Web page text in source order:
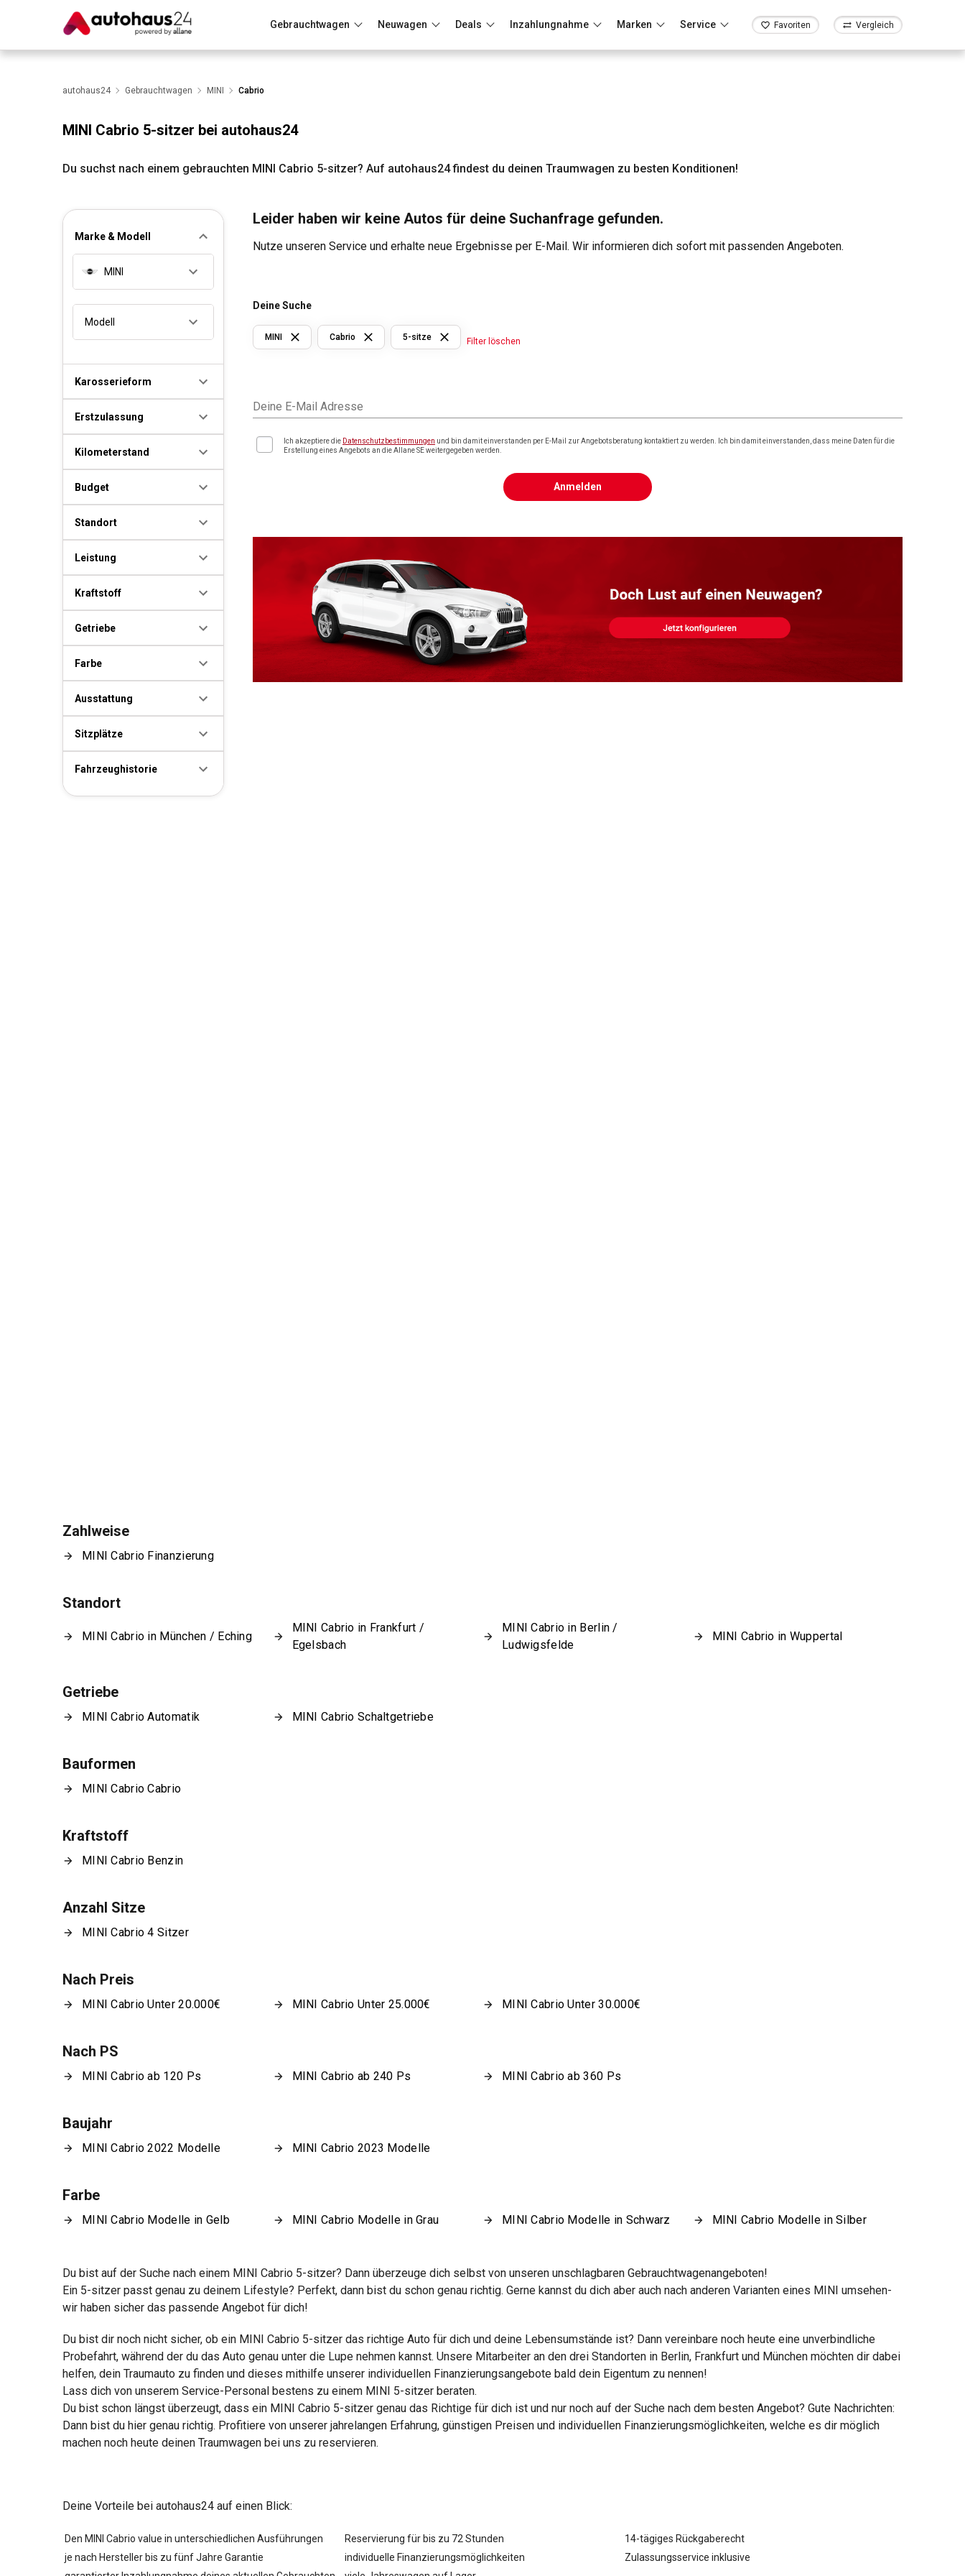
Gebrauchtwagen Neuwagen Deals Inzahlungnahme Marken Service Favoriten Vergleich
Wir bewerten dein AutoRund um die Inzahlungnahme
autohaus24 Gebrauchtwagen MINI Cabrio
MINI Cabrio 5-sitzer bei autohaus24
Du suchst nach einem gebrauchten MINI Cabrio 5-sitzer? Auf autohaus24 findest du deinen Traumwagen zu besten Konditionen!
Marke & Modell
MINI
Modell
Karosserieform
Erstzulassung
Kilometerstand
Budget
Standort
Leistung
Kraftstoff
Getriebe
Farbe
Ausstattung
Sitzplätze
Fahrzeughistorie
Leider haben wir keine Autos für deine Suchanfrage gefunden.
Nutze unseren Service und erhalte neue Ergebnisse per E-Mail. Wir informieren dich sofort mit passenden Angeboten.
Deine Suche
MINI Cabrio 5-sitze Filter löschen
Deine E-Mail Adresse
Ich akzeptiere die Datenschutzbestimmungen und bin damit einverstanden per E-Mail zur Angebotsberatung kontaktiert zu werden. Ich bin damit einverstanden, dass meine Daten für die
Erstellung eines Angebots an die Allane SE weitergegeben werden.
Anmelden
Zahlweise
MINI Cabrio Finanzierung
Standort
MINI Cabrio in München / Eching
MINI Cabrio in Frankfurt /
Egelsbach
MINI Cabrio in Berlin /
Ludwigsfelde
MINI Cabrio in Wuppertal
Getriebe
MINI Cabrio Automatik MINI Cabrio Schaltgetriebe
Bauformen
MINI Cabrio Cabrio
Kraftstoff
MINI Cabrio Benzin
Anzahl Sitze
MINI Cabrio 4 Sitzer
Nach Preis
MINI Cabrio Unter 20.000€ MINI Cabrio Unter 25.000€ MINI Cabrio Unter 30.000€
Nach PS
MINI Cabrio ab 120 Ps MINI Cabrio ab 240 Ps MINI Cabrio ab 360 Ps
Baujahr
MINI Cabrio 2022 Modelle MINI Cabrio 2023 Modelle
Farbe
MINI Cabrio Modelle in Gelb MINI Cabrio Modelle in Grau MINI Cabrio Modelle in Schwarz MINI Cabrio Modelle in Silber
Du bist auf der Suche nach einem MINI Cabrio 5-sitzer? Dann überzeuge dich selbst von unseren unschlagbaren Gebrauchtwagenangeboten!
Ein 5-sitzer passt genau zu deinem Lifestyle? Perfekt, dann bist du schon genau richtig. Gerne kannst du dich aber auch nach anderen Varianten eines MINI umsehen-
wir haben sicher das passende Angebot für dich!
Du bist dir noch nicht sicher, ob ein MINI Cabrio 5-sitzer das richtige Auto für dich und deine Lebensumstände ist? Dann vereinbare noch heute eine unverbindliche
Probefahrt, während der du das Auto genau unter die Lupe nehmen kannst. Unsere Mitarbeiter an den drei Standorten in Berlin, Frankfurt und München möchten dir dabei
helfen, dein Traumauto zu finden und dieses mithilfe unserer individuellen Finanzierungsangebote bald dein Eigentum zu nennen!
Lass dich von unserem Service-Personal bestens zu einem MINI 5-sitzer beraten.
Du bist schon längst überzeugt, dass ein MINI Cabrio 5-sitzer genau das Richtige für dich ist und nur noch auf der Suche nach dem besten Angebot? Gute Nachrichten:
Dann bist du hier genau richtig. Profitiere von unserer jahrelangen Erfahrung, günstigen Preisen und individuellen Finanzierungsmöglichkeiten, welche es dir möglich
machen noch heute deinen Traumwagen bei uns zu reservieren.
Deine Vorteile bei autohaus24 auf einen Blick:
Den MINI Cabrio value in unterschiedlichen Ausführungen Reservierung für bis zu 72 Stunden
14-tägiges Rückgaberecht
je nach Hersteller bis zu fünf Jahre Garantie
individuelle Finanzierungsmöglichkeiten
Zulassungsservice inklusive